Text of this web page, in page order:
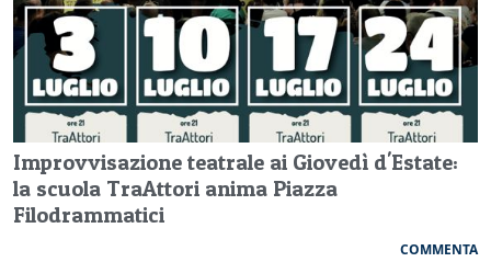
Improvvisazione teatrale ai Giovedì d'Estate:
la scuola TraAttori anima Piazza
Filodrammatici
COMMENTA